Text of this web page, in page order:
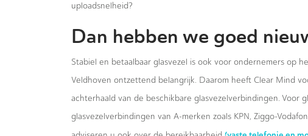
uploadsnelheid?
Dan hebben we goed
Stabiel en betaalbaar glasvezel is ook voor ondernemers op
Veldhoven ontzettend belangrijk. Daarom heeft Clear Mind
achterhaald van de beschikbare glasvezelverbindingen. Voor
glasvezelverbindingen van A-merken zoals KPN, Ziggo-